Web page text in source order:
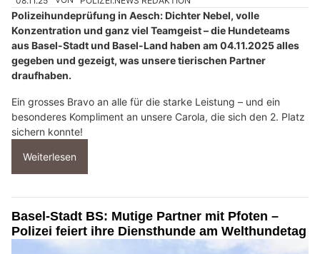
Polizeihundeprüfung in Aesch: Dichter Nebel, volle
Konzentration und ganz viel Teamgeist – die Hundeteams
aus Basel-Stadt und Basel-Land haben am 04.11.2025 alles
gegeben und gezeigt, was unsere tierischen Partner
draufhaben.
Ein grosses Bravo an alle für die starke Leistung – und ein
besonderes Kompliment an unsere Carola, die sich den 2. Platz
sichern konnte!
Weiterlesen
Basel-Stadt BS: Mutige Partner mit Pfoten –
Polizei feiert ihre Diensthunde am Welthundetag